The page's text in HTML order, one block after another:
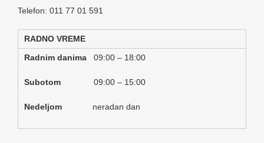
Telefon: 011 77 01 591
RADNO VREME
Radnim danima 09:00 – 18:00
Subotom 09:00 – 15:00
Nedeljom neradan dan